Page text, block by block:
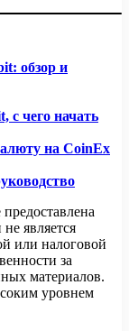
обзор и
с чего начать
на CoinEx
является
или налоговой
за
материалов.
уровнем